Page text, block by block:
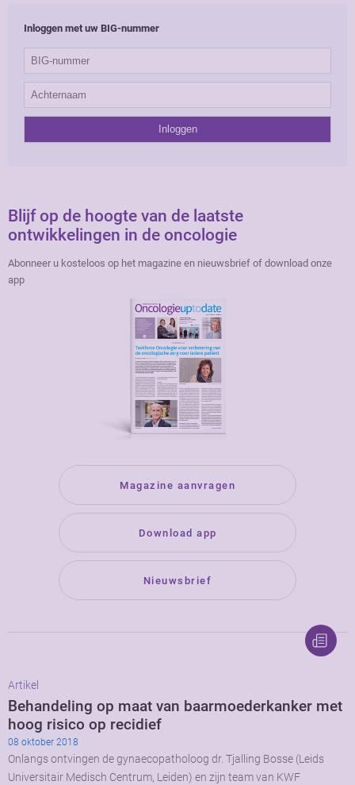
Inloggen met uw BIG-nummer
Blijf op de hoogte van de laatste
ontwikkelingen in de oncologie
Abonneer u kosteloos op het magazine en nieuwsbrief of download onze
app
Magazine aanvragen
Download app
Nieuwsbrief
Artikel
Behandeling op maat van baarmoederkanker met
hoog risico op recidief
08 oktober 2018
Onlangs ontvingen de gynaecopatholoog dr. Tjalling Bosse (Leids
Universitair Medisch Centrum, Leiden) en zijn team van KWF